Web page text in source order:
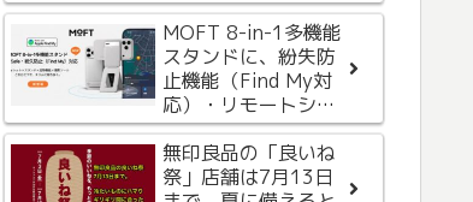
iPhoneの「探す」と
Androidの「Find
Hub」機能に対応
MOFT 8-in-1多機能
スタンドに、紛失防
止機能（Find My対
応）・リモートシャ
ッターボタンが追加
されて新登場
無印良品の「良いね
祭」店舗は7月13日
身だしなみに
MacBookを持ち歩
く？手のひらサイズ
のMacBookの手鏡を
買ってみました。